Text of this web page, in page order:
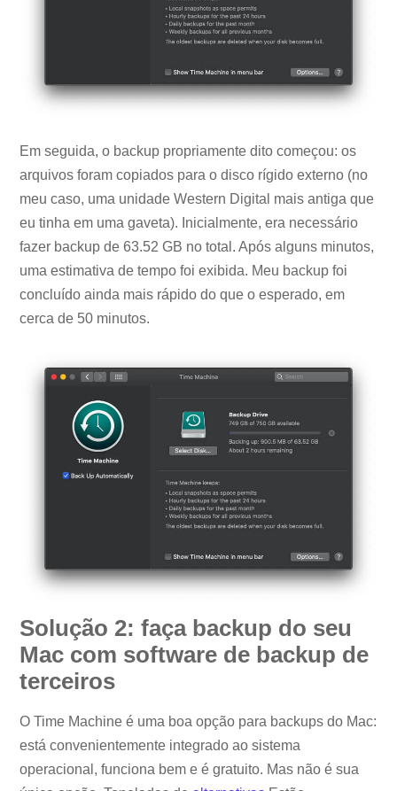
Em seguida, o backup propriamente dito começou: os
arquivos foram copiados para o disco rígido externo (no
meu caso, uma unidade Western Digital mais antiga que
eu tinha em uma gaveta). Inicialmente, era necessário
fazer backup de 63.52 GB no total. Após alguns minutos,
uma estimativa de tempo foi exibida. Meu backup foi
concluído ainda mais rápido do que o esperado, em
cerca de 50 minutos.
Solução 2: faça backup do seu
Mac com software de backup de
terceiros
O Time Machine é uma boa opção para backups do Mac:
está convenientemente integrado ao sistema
operacional, funciona bem e é gratuito. Mas não é sua